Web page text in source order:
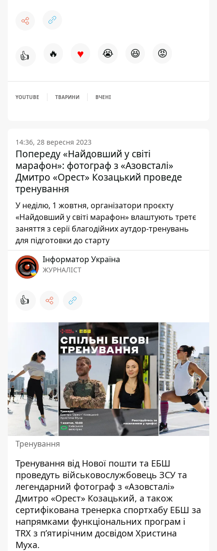
👍 🔥 ♥ 😭 😆 😡
YOUTUBE ТВАРИНИ ВЧЕНІ
14:36, 28 вересня 2023
Попереду «Найдовший у світі
марафон»: фотограф з «Азовсталі»
Дмитро «Орест» Козацький проведе
тренування
У неділю, 1 жовтня, організатори проєкту
«Найдовший у світі марафон» влаштують третє
заняття з серії благодійних аутдор-тренувань
для підготовки до старту
Інформатор Україна
ЖУРНАЛІСТ
👍
Тренування
Тренування від Нової пошти та ЕБШ
проведуть військовослужбовець ЗСУ та
легендарний фотограф з «Азовсталі»
Дмитро «Орест» Козацький, а також
сертифікована тренерка спортхабу ЕБШ за
напрямками функціональних програм і
TRX з пʼятирічним досвідом Христина
Муха.